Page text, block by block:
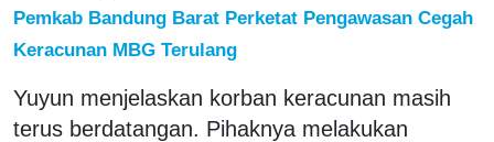
Pemkab Bandung Barat Perketat Pengawasan Cegah
Keracunan MBG Terulang
Yuyun menjelaskan korban keracunan masih
terus berdatangan. Pihaknya melakukan